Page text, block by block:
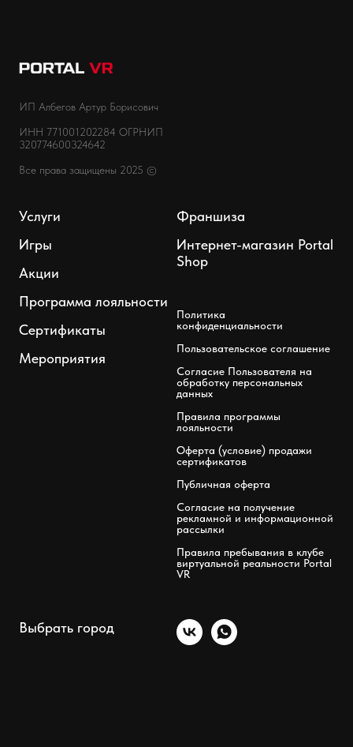
ИП Албегов Артур Борисович
ИНН 771001202284 ОГРНИП
320774600324642
Все права защищены 2025 ©
Услуги
Игры
Акции
Программа лояльности
Сертификаты
Мероприятия
Франшиза
Интернет-магазин Portal
Shop
Политика
конфиденциальности
Пользовательское соглашение
Согласие Пользователя на
обработку персональных
данных
Правила программы
лояльности
Оферта (условие) продажи
сертификатов
Публичная оферта
Согласие на получение
рекламной и информационной
рассылки
Правила пребывания в клубе
виртуальной реальности Portal
VR
Выбрать город